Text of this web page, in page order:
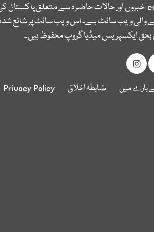
خبروں اور حالات حاضرہ سے متعلق پاکستان
والی ویب سائٹ ہے۔ اس ویب سائٹ پر شائع
ایکسپریس میڈیا گروپ محفوظ ہیں۔
بارے میں ضابطہ اخلاق Privacy Policy